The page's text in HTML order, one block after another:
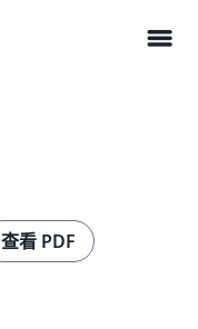
menu
查看 PDF